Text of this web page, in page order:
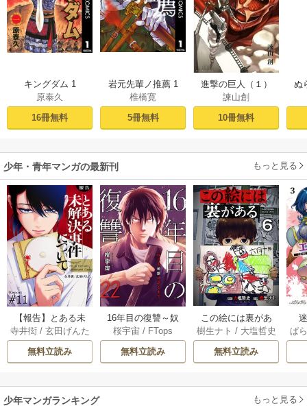
キングダム 1
原泰久
16冊無料
岩元先輩ノ推薦 1
椎橋寛
5冊無料
進撃の巨人（１）
諫山創
10冊無料
ぬ
少年・青年マンガの最新刊 もっと見る
【報告】とある未
解決事件について 1
1巻
寺井衒/ 玄田げんた
無料立読み
16年目の復讐～奴
らを地獄に送るま
で 22巻
桜宇宙 / FTops
無料立読み
この絵には裏があ
る 6巻
樹生ナト / 大塩哲史
無料立読み
ぱ
少年マンガランキング もっと見る